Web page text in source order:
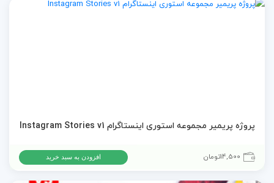
پروژه پریمیر مجموعه استوری اینستاگرام Instagram Stories v1
14,500تومان افزودن به سبد خرید